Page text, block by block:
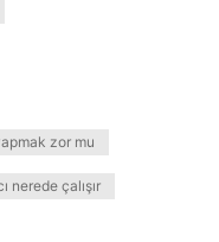
zor mu
nerede çalışır